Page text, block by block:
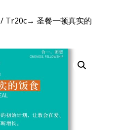
/ Tr20c→ 圣餐一顿真实的